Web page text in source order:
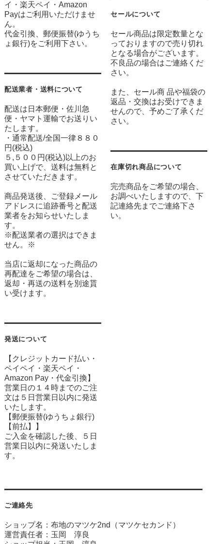
イ・楽天ペイ・Amazon
Payはご利用いただけませ
ん。
代金引換、郵便振替(ゆうち
ょ銀行)をご利用下さい。
配送業者・送料について
配送は日本郵便・佐川急
便・ヤマト運輸でお送りい
たします。
・通常配送/全国一律８８０
円(税込)
５,５００円(税込)以上のお
買い上げで、送料は無料と
させていただきます。
商品発送後、ご登録メール
アドレスに追跡番号と配送
業者をお知らせいたしま
す。
※配送業者の選択はできま
せん。※
当店に返却になった商品の
再配達をご希望の場合は、
返却・再送の送料を別途貰
い受けます。
発送について
【クレジットカード払い・
ペイペイ・楽天ペイ・
Amazon Pay・ 代金引換】
営業日の１４時までのご注
文は５日営業日以内に発送
いたします。
【郵便振替(ゆうちょ銀行)
【前払】】
ご入金を確認した後、５日
営業日以内に発送いたしま
す。
セールについて
セール商品は限定数量とな
っておりますので売り切れ
となる場合がございます。
不良品の場合はご連絡くだ
さい。
また、セール商 品や福袋の
返品・交換はお受けできま
せんので、予めご了承くだ
さい。
在庫切れ商品について
完売商品をご希望の場合、
お調べいたしますので、下
記連絡先までご連絡下さ
い。
ご連絡先
ショップ名：布地のマツケ2nd（マツケセカンド）
運営責任者：玉岡 淳良